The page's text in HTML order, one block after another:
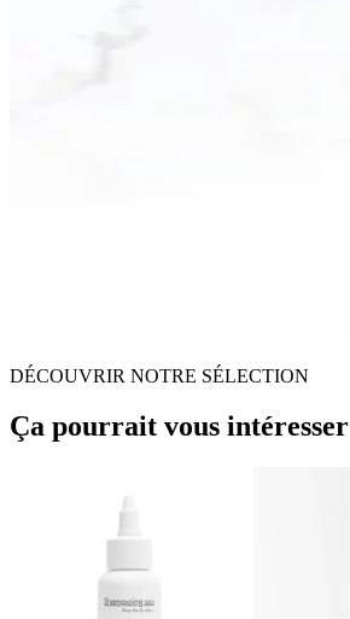
DÉCOUVRIR NOTRE SÉLECTION
Ça pourrait vous intéresser